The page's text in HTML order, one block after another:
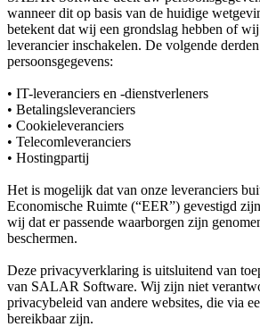
wanneer dit op basis van de huidige
betekent dat wij een grondslag hebben of
leverancier inschakelen. De volgende
persoonsgegevens:
• IT-leveranciers en -dienstverleners
• Betalingsleveranciers
• Cookieleveranciers
• Telecomleveranciers
• Hostingpartij
Het is mogelijk dat van onze leveranciers
Economische Ruimte (“EER”) gevestigd
wij dat er passende waarborgen zijn
beschermen.
Deze privacyverklaring is uitsluitend van
van SALAR Software. Wij zijn niet
privacybeleid van andere websites, die via
bereikbaar zijn.